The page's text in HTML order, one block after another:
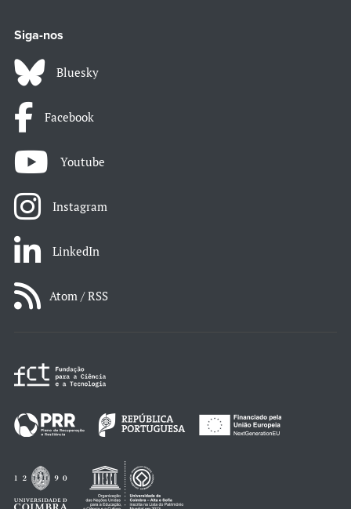
Siga-nos
Bluesky
Facebook
Youtube
Instagram
LinkedIn
Atom / RSS